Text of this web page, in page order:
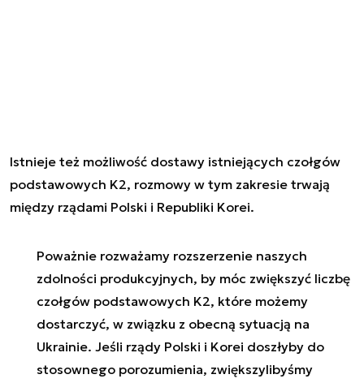
Istnieje też możliwość dostawy istniejących czołgów
podstawowych K2, rozmowy w tym zakresie trwają
między rządami Polski i Republiki Korei.
Poważnie rozważamy rozszerzenie naszych
zdolności produkcyjnych, by móc zwiększyć liczbę
czołgów podstawowych K2, które możemy
dostarczyć, w związku z obecną sytuacją na
Ukrainie. Jeśli rządy Polski i Korei doszłyby do
stosownego porozumienia, zwiększylibyśmy